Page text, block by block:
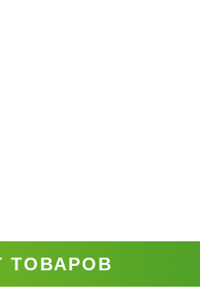
ТОВАРОВ